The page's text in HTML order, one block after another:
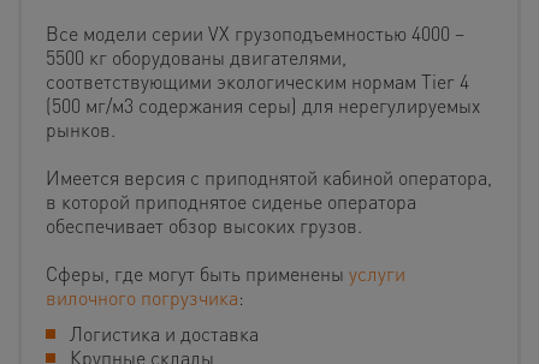
Все модели серии VX грузоподъемностью 4000 –
5500 кг оборудованы двигателями,
соответствующими экологическим нормам Tier 4
(500 мг/м3 содержания серы) для нерегулируемых
рынков.
Имеется версия с приподнятой кабиной оператора,
в которой приподнятое сиденье оператора
обеспечивает обзор высоких грузов.
Сферы, где могут быть применены услуги
вилочного погрузчика:
Логистика и доставка
Крупные склады